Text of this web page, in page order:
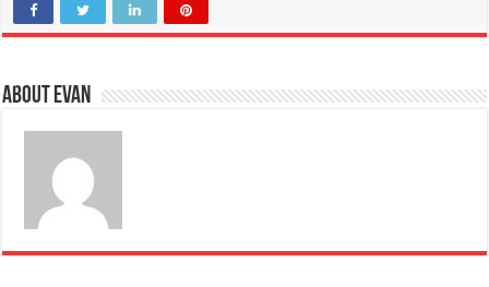
About evan